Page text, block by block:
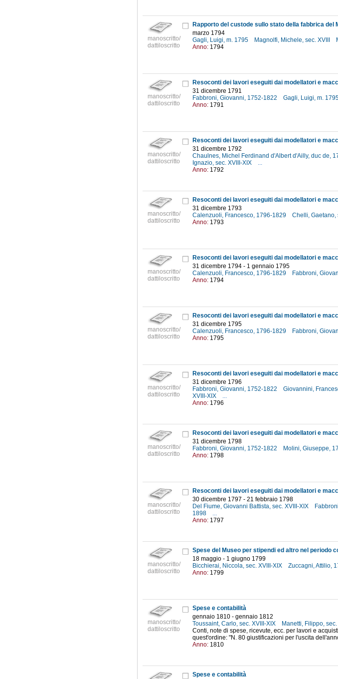
manoscritto/
dattiloscritto
marzo 1794
Gagli, Luigi, m. 1795
Magnolfi, Michele, sec. XVIII
Anno: 1794
manoscritto/
dattiloscritto
31 dicembre 1791
Fabbroni, Giovanni, 1752-1822
Gagli, Luigi, m.
Anno: 1791
manoscritto/
dattiloscritto
31 dicembre 1792
Chaulnes, Michel Ferdinand d'Albert d'Ailly, duc de,
Ignazio, sec. XVIII-XIX
...
Anno: 1792
manoscritto/
dattiloscritto
31 dicembre 1793
Calenzuoli, Francesco, 1796-1829
Chelli, Gaetano,
Anno: 1793
manoscritto/
dattiloscritto
31 dicembre 1794 - 1 gennaio 1795
Calenzuoli, Francesco, 1796-1829
Fabbroni,
Anno: 1794
manoscritto/
dattiloscritto
31 dicembre 1795
Calenzuoli, Francesco, 1796-1829
Fabbroni,
Anno: 1795
manoscritto/
dattiloscritto
31 dicembre 1796
Fabbroni, Giovanni, 1752-1822
Giovannini,
XVIII-XIX
...
Anno: 1796
manoscritto/
dattiloscritto
31 dicembre 1798
Fabbroni, Giovanni, 1752-1822
Molini, Giuseppe,
Anno: 1798
manoscritto/
dattiloscritto
30 dicembre 1797 - 21 febbraio 1798
Del Fiume, Giovanni Battista, sec. XVIII-XIX
1898
...
Anno: 1797
manoscritto/
dattiloscritto
Spese del Museo per stipendi ed altro nel periodo
18 maggio - 1 giugno 1799
Bicchierai, Niccola, sec. XVIII-XIX
Zuccagni, Attilio,
Anno: 1799
manoscritto/
dattiloscritto
Spese e contabilità
gennaio 1810 - gennaio 1812
Toussaint, Carlo, sec. XVIII-XIX
Manetti, Filippo,
Conti, note di spese, ricevute, ecc. per lavori e
quest'ordine: "N. 80 giustificazioni per l'uscita
Anno: 1810
Spese e contabilità